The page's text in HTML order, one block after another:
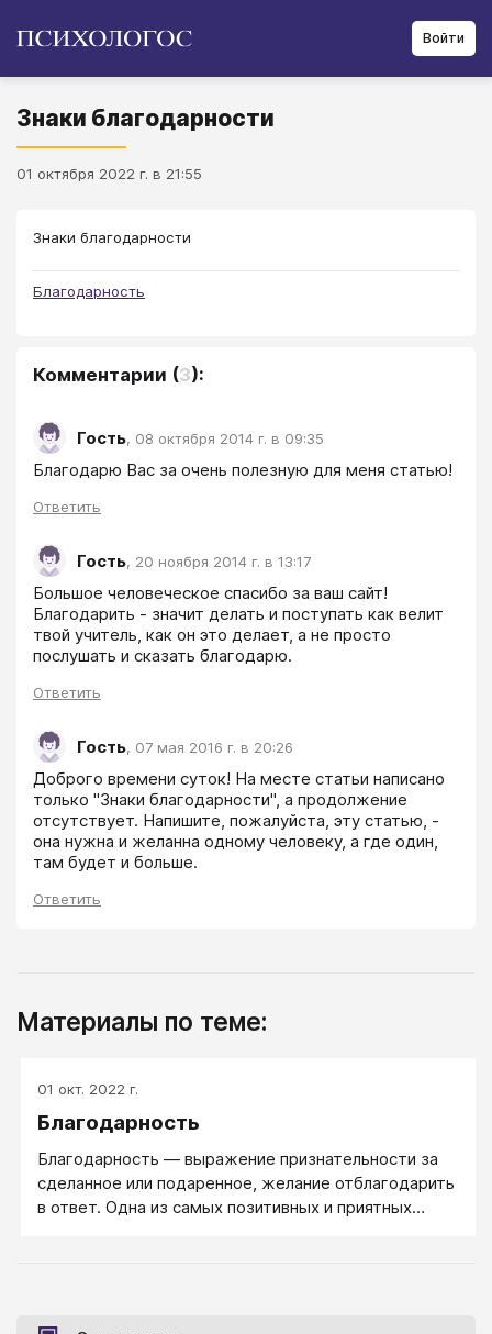
Войти
Знаки благодарности
01 октября 2022 г. в 21:55
Знаки благодарности
Благодарность
Комментарии (3):
Гость, 08 октября 2014 г. в 09:35
Благодарю Вас за очень полезную для меня статью!
Ответить
Гость, 20 ноября 2014 г. в 13:17
Большое человеческое спасибо за ваш сайт!
Благодарить - значит делать и поступать как велит
твой учитель, как он это делает, а не просто
послушать и сказать благодарю.
Ответить
Гость, 07 мая 2016 г. в 20:26
Доброго времени суток! На месте статьи написано
только "Знаки благодарности", а продолжение
отсутствует. Напишите, пожалуйста, эту статью, -
она нужна и желанна одному человеку, а где один,
там будет и больше.
Ответить
Материалы по теме:
01 окт. 2022 г.
Благодарность
Благодарность — выражение признательности за
сделанное или подаренное, желание отблагодарить
в ответ. Одна из самых позитивных и приятных